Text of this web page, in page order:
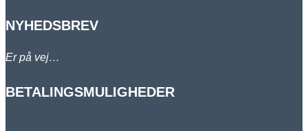
NYHEDSBREV
Er på vej…
BETALINGSMULIGHEDER